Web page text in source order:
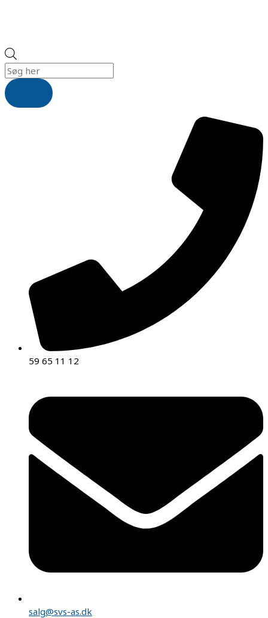
59 65 11 12
salg@svs-as.dk